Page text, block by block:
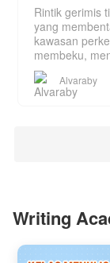
Rintik gerimis
yang
kawasan
membeku,
Alvaraby
Writing